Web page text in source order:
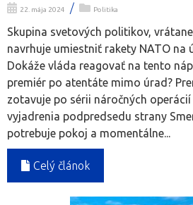
22. mája 2024 / Politika
Skupina svetových politikov,
navrhuje umiestniť rakety NATO na
Dokáže vláda reagovať na tento
premiér po atentáte mimo úrad?
zotavuje po sérii náročných
vyjadrenia podpredsedu strany
potrebuje pokoj a momentálne...
Celý článok